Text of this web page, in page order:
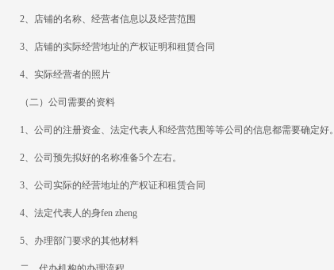
2、店铺的名称、经营者信息以及经营范围
3、店铺的实际经营地址的产权证明和租赁合同
4、实际经营者的照片
（二）公司需要的资料
1、公司的注册资金、法定代表人和经营范围等等公司的信息都需要确定好。
2、公司预先拟好的名称准备5个左右。
3、公司实际的经营地址的产权证和租赁合同
4、法定代表人的身fen zheng
5、办理部门要求的其他材料